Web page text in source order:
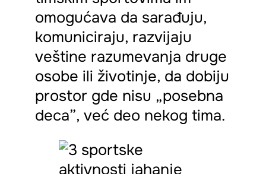
omogućava da sarađuju,
komuniciraju, razvijaju
veštine razumevanja druge
osobe ili životinje, da dobiju
prostor gde nisu „posebna
deca”, već deo nekog tima.